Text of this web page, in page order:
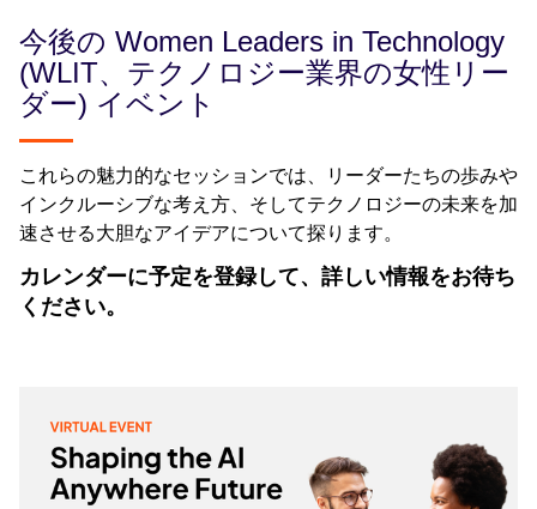
今後の Women Leaders in Technology
(WLIT、テクノロジー業界の女性リー
ダー) イベント
これらの魅力的なセッションでは、リーダーたちの歩みや
インクルーシブな考え方、そしてテクノロジーの未来を加
速させる大胆なアイデアについて探ります。
カレンダーに予定を登録して、詳しい情報をお待ち
ください。